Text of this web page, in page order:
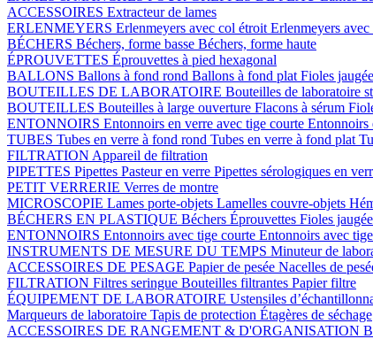
ACCESSOIRES Extracteur de lames
ERLENMEYERS Erlenmeyers avec col étroit Erlenmeyers
BÉCHERS Béchers, forme basse Béchers, forme haute
ÉPROUVETTES Éprouvettes à pied hexagonal
BALLONS Ballons à fond rond Ballons à fond plat Fioles
BOUTEILLES DE LABORATOIRE Bouteilles de laboratoire
BOUTEILLES Bouteilles à large ouverture Flacons à sérum
ENTONNOIRS Entonnoirs en verre avec tige courte Entonnoirs
TUBES Tubes en verre à fond rond Tubes en verre à fond plat
FILTRATION Appareil de filtration
PIPETTES Pipettes Pasteur en verre Pipettes sérologiques en
PETIT VERRERIE Verres de montre
MICROSCOPIE Lames porte-objets Lamelles couvre-objets
BÉCHERS EN PLASTIQUE Béchers Éprouvettes Fioles
ENTONNOIRS Entonnoirs avec tige courte Entonnoirs avec
INSTRUMENTS DE MESURE DU TEMPS Minuteur de
ACCESSOIRES DE PESAGE Papier de pesée Nacelles de
FILTRATION Filtres seringue Bouteilles filtrantes Papier filtre
ÉQUIPEMENT DE LABORATOIRE Ustensiles
Marqueurs de laboratoire Tapis de protection Étagères de séchage
ACCESSOIRES DE RANGEMENT & D'ORGANISATION